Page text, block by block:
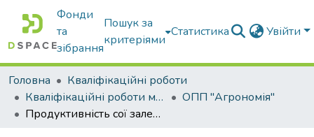
Фонди
та
зібрання
Пошук за
критеріями
Статистика Увійти
Головна
Кваліфікаційні роботи
Кваліфікаційні роботи магістрів
ОПП "Агрономія"
Продуктивність сої залежно від норми висіву та ширини міжрядь в умовах Лівобережного Лісостепу України